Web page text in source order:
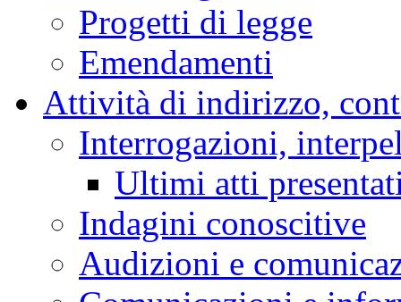
Progetti di legge
Emendamenti
Attività di indirizzo,
Interrogazioni,
Ultimi atti
Indagini conoscitive
Audizioni e